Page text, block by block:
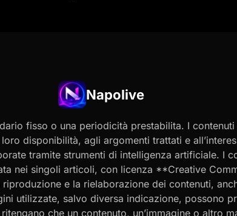
Napolive
fisso o una periodicità prestabilita. I
disponibilità, agli argomenti trattati e
tramite strumenti di intelligenza artificiale. I
nei singoli articoli, con licenza **Creative
e la rielaborazione dei contenuti,
utilizzate, salvo diversa indicazione, possono
che un contenuto, un’immagine o altro